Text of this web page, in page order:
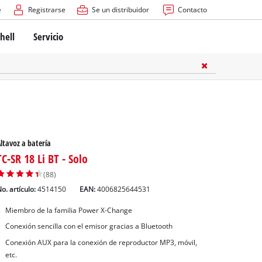
Registrarse Se un distribuidor Contacto
Servicio
a batería
SR 18 Li BT - Solo
(88)
artículo: 4514150 EAN:4006825644531
Miembro de la familia Power X-Change
Conexión sencilla con el emisor gracias a Bluetooth
Conexión AUX para la conexión de reproductor MP3, móvil,
etc.